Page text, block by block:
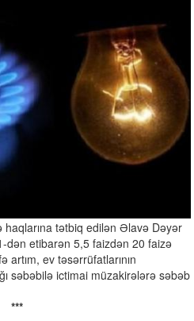
tətbiq edilən Əlavə Dəyər
dən etibarən 5,5 faizdən 20 faizə
artım, ev təsərrüfatlarının
səbəbilə ictimai müzakirələrə səbəb
***